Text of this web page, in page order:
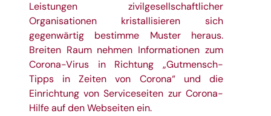
Leistungen zivilgesellschaftlicher
Organisationen kristallisieren sich
gegenwärtig bestimme Muster heraus.
Breiten Raum nehmen Informationen zum
Corona-Virus in Richtung „Gutmensch-
Tipps in Zeiten von Corona“ und die
Einrichtung von Serviceseiten zur Corona-
Hilfe auf den Webseiten ein.